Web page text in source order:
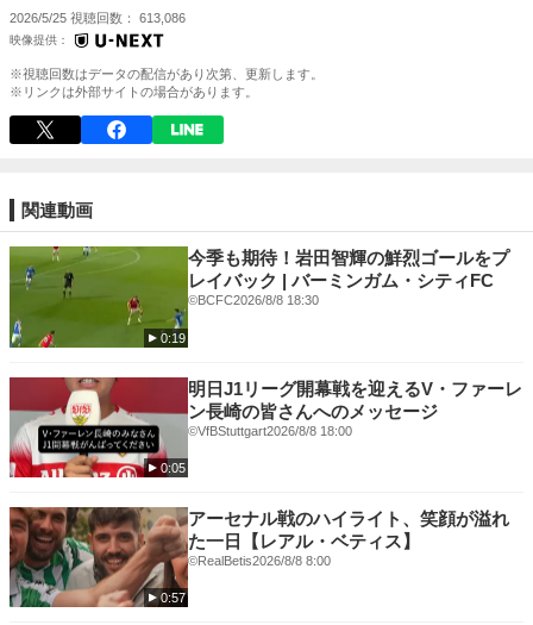
-----------
実況：
解説：
provided by: IMAGO
最高峰の戦いを見逃すな⚽️
🟪プレミアリーグ【独占配信】
🟥ラ・リーガ 1部
🟧エールディヴィジ
💛ウィメンズ・スーパー・リーグ（英・女子１部）
🟥FAカップ
🟦コパ・デル・レイ
🟥FAコミュニティ・シールド
🟨スーペルコパ・デ・エスパーニャ
★「サッカーパック」概要
月額2,600円で上記の豊富なコンテンツを
お楽しみいただけるサッカーに特化したプランです。
2026/5/25 視聴回数 613,086
※視聴回数はデータの配信があり次第、更新します。
※リンクは外部サイトの場合があります。
関連動画
0:19
今季も期待！岩田智輝の鮮烈ゴールをプ
レイバック | バーミンガム・シティFC
©BCFC2026/8/8 18:30
0:05
明日J1リーグ開幕戦を迎えるV・ファーレ
ン長崎の皆さんへのメッセージ
©VfBStuttgart2026/8/8 18:00
0:57
アーセナル戦のハイライト、笑顔が溢れ
た一日【レアル・ベティス】
©RealBetis2026/8/8 8:00